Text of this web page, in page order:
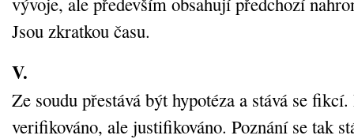
Jsou zkratkou času.
V.
Ze soudu přestává být hypotéza a stává se
verifikováno, ale justifikováno. Poznání se tak